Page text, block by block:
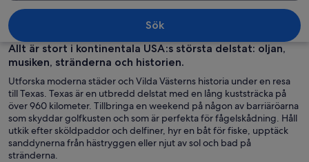
En stads silhuett i skymningen,
Sök
Allt är stort i kontinentala USA:s största delstat: oljan,
musiken, stränderna och historien.
Utforska moderna städer och Vilda Västerns historia under en resa
till Texas. Texas är en utbredd delstat med en lång kuststräcka på
över 960 kilometer. Tillbringa en weekend på någon av barriäröarna
som skyddar golfkusten och som är perfekta för fågelskådning. Håll
utkik efter sköldpaddor och delfiner, hyr en båt för fiske, upptäck
sanddynerna från hästryggen eller njut av sol och bad på
stränderna.